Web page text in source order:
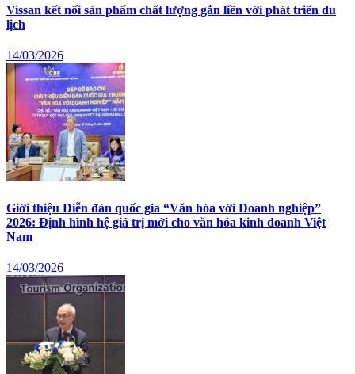
Vissan kết nối sản phẩm chất lượng gắn liền với phát triển du
lịch
14/03/2026
Giới thiệu Diễn đàn quốc gia “Văn hóa với Doanh nghiệp”
2026: Định hình hệ giá trị mới cho văn hóa kinh doanh Việt
Nam
14/03/2026